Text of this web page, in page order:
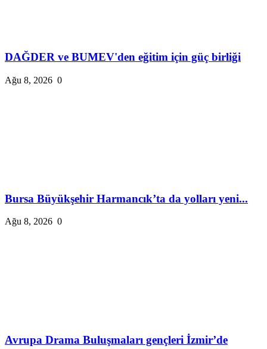
DAĞDER ve BUMEV'den eğitim için güç birliği
Ağu 8, 2026 0
Bursa Büyükşehir Harmancık’ta da yolları yeni...
Ağu 8, 2026 0
Avrupa Drama Buluşmaları gençleri İzmir’de